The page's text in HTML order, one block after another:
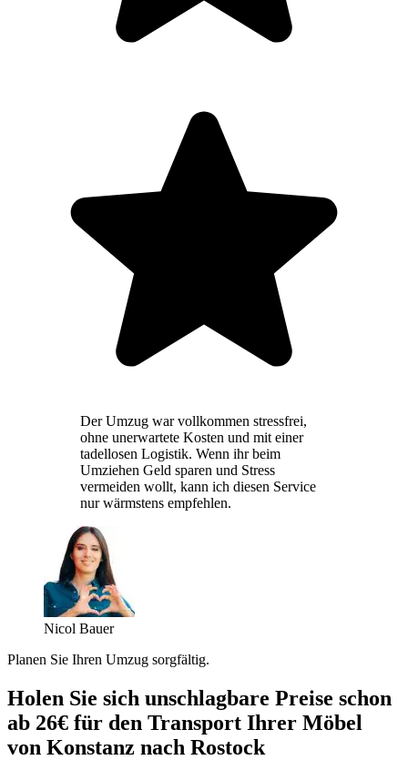
Der Umzug war vollkommen stressfrei,
ohne unerwartete Kosten und mit einer
tadellosen Logistik. Wenn ihr beim
Umziehen Geld sparen und Stress
vermeiden wollt, kann ich diesen Service
nur wärmstens empfehlen.
Nicol Bauer
Planen Sie Ihren Umzug sorgfältig.
Holen Sie sich unschlagbare Preise schon
ab 26€ für den Transport Ihrer Möbel
von Konstanz nach Rostock